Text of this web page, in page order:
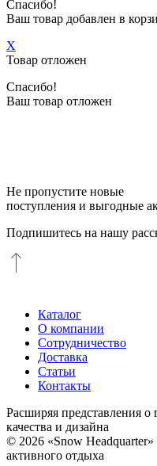
Спасибо!
Ваш товар добавлен в
X
Товар отложен
Спасибо!
Ваш товар отложен
Не пропустите новые
поступления и выгодные
Подпишитесь на нашу
Каталог
О компании
Сотрудничество
Доставка
Статьи
Контакты
Расширяя представления о
качества и дизайна
© 2026 «Snow
активного отдыха